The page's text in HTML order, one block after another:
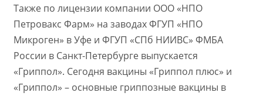
Также по лицензии компании ООО «НПО
Петровакс Фарм» на заводах ФГУП «НПО
Микроген» в Уфе и ФГУП «СПб НИИВС» ФМБА
России в Санкт-Петербурге выпускается
«Гриппол». Сегодня вакцины «Гриппол плюс» и
«Гриппол» – основные гриппозные вакцины в